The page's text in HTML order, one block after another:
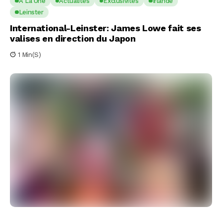
Leinster
International-Leinster: James Lowe fait ses
valises en direction du Japon
1 Min(s)